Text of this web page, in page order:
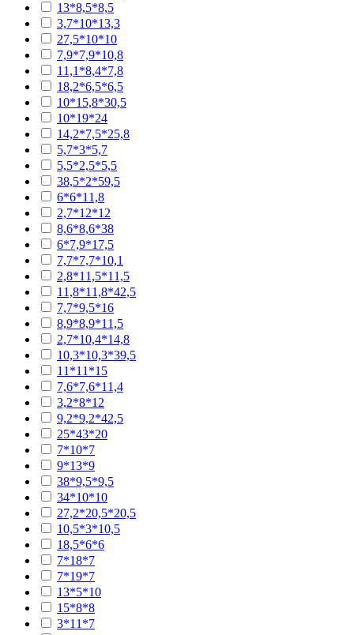
13*8,5*8,5
3,7*10*13,3
27,5*10*10
7,9*7,9*10,8
11,1*8,4*7,8
18,2*6,5*6,5
10*15,8*30,5
10*19*24
14,2*7,5*25,8
5,7*3*5,7
5,5*2,5*5,5
38,5*2*59,5
6*6*11,8
2,7*12*12
8,6*8,6*38
6*7,9*17,5
7,7*7,7*10,1
2,8*11,5*11,5
11,8*11,8*42,5
7,7*9,5*16
8,9*8,9*11,5
2,7*10,4*14,8
10,3*10,3*39,5
11*11*15
7,6*7,6*11,4
3,2*8*12
9,2*9,2*42,5
25*43*20
7*10*7
9*13*9
38*9,5*9,5
34*10*10
27,2*20,5*20,5
10,5*3*10,5
18,5*6*6
7*18*7
7*19*7
13*5*10
15*8*8
3*11*7